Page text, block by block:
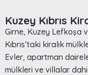
Kuzey Kıbrıs
Girne, Kuzey Lefkoşa
Kıbrıs’taki kiralık
Evler, apartman
mülkleri ve villalar